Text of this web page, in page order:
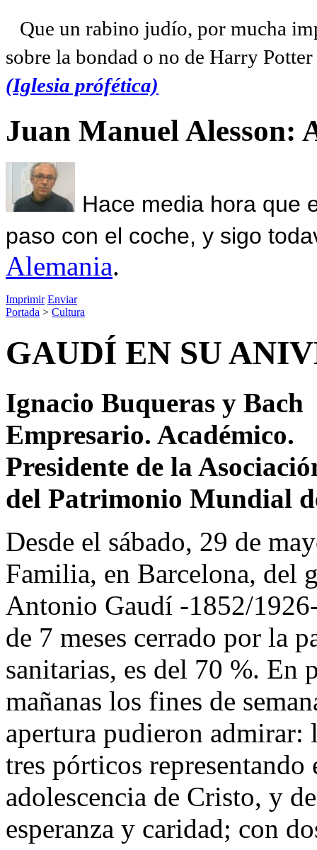
Que un rabino judío, por mucha
sobre la bondad o no de Harry
(Iglesia prófética)
Juan Manuel Alesson:
Hace media hora que
paso con el coche, y sigo
Alemania.
Imprimir Enviar
Portada > Cultura
GAUDÍ EN SU
Ignacio Buqueras y Bach
Empresario. Académico.
Presidente de la
del Patrimonio Mundial
Desde el sábado, 29 de
Familia, en Barcelona, del
Antonio Gaudí -1852/
de 7 meses cerrado por la
sanitarias, es del 70 %.
mañanas los fines de
apertura pudieron admirar:
tres pórticos
adolescencia de Cristo, y
esperanza y caridad; con